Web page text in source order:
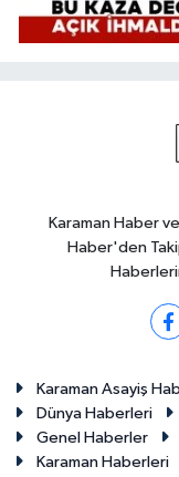
Karaman Haber
Haber'den
Karaman Asayiş
Dünya Haberleri
Genel Haberler
Karaman Haberleri